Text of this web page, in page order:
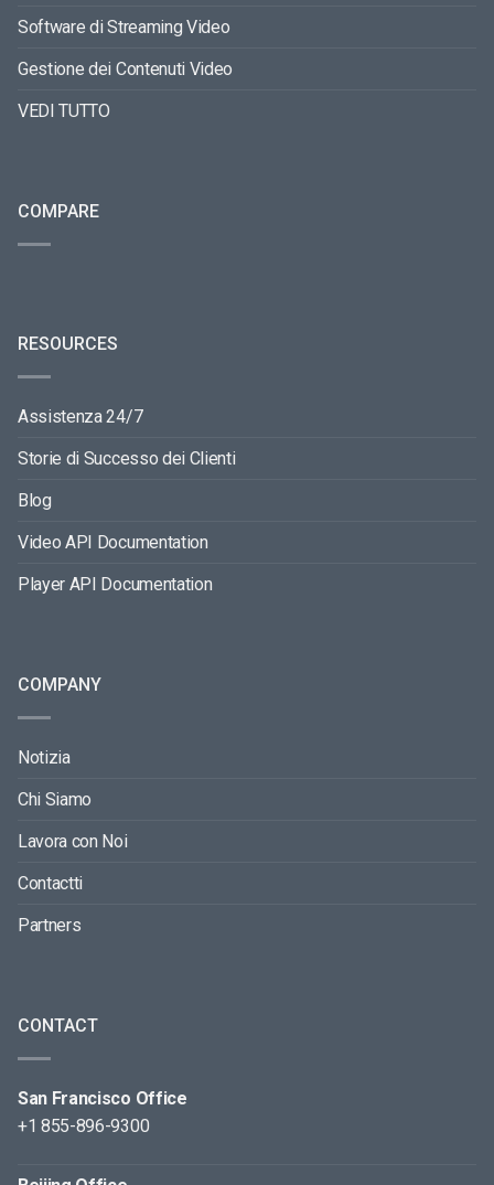
Software di Streaming Video
Gestione dei Contenuti Video
VEDI TUTTO
COMPARE
RESOURCES
Assistenza 24/7
Storie di Successo dei Clienti
Blog
Video API Documentation
Player API Documentation
COMPANY
Notizia
Chi Siamo
Lavora con Noi
Contactti
Partners
CONTACT
San Francisco Office
+1 855-896-9300